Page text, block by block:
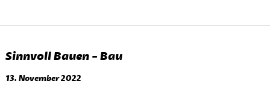
Sinnvoll Bauen - Bau
13. November 2022